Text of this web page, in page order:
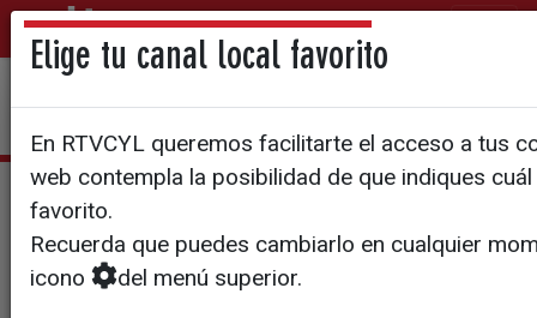
Estefanía Ureña
Elige tu canal local favorito
En RTVCYL queremos facilitarte el acceso a tus
web contempla la posibilidad de que indiques
favorito.
Recuerda que puedes cambiarlo en cualquier
icono
del menú superior.